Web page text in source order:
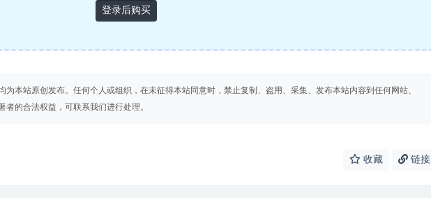
登录后购买
为本站原创发布。任何个人或组织，在未征得本站同意时，禁止复制、盗用、采集、发布本站内容到任何网站、
的合法权益，可联系我们进行处理。
收藏 链接